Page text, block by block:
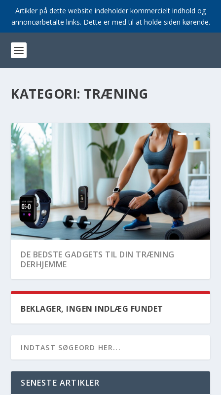
Artikler på dette website indeholder kommercielt indhold og
annoncørbetalte links. Dette er med til at holde siden kørende.
KATEGORI: TRÆNING
DE BEDSTE GADGETS TIL DIN TRÆNING
DERHJEMME
BEKLAGER, INGEN INDLÆG FUNDET
SENESTE ARTIKLER